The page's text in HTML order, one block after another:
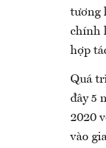
tương
chính
hợp
Quá
đây 5
2020
vào